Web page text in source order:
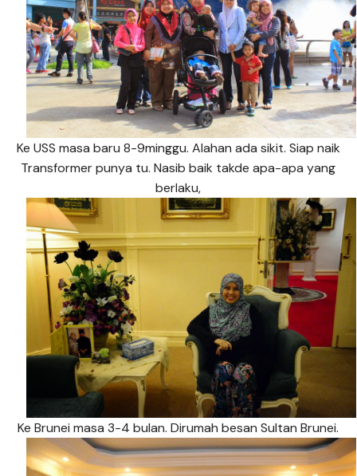
Ke USS masa baru 8-9minggu. Alahan ada sikit. Siap naik
Transformer punya tu. Nasib baik takde apa-apa yang
berlaku,
Ke Brunei masa 3-4 bulan. Dirumah besan Sultan Brunei.